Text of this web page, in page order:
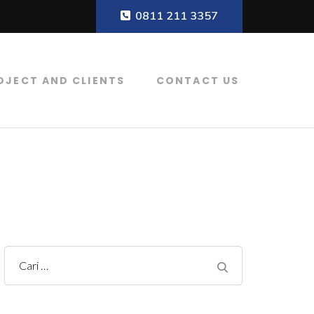
0811 211 3357
AND CLIENTS CONTACT US
C
a